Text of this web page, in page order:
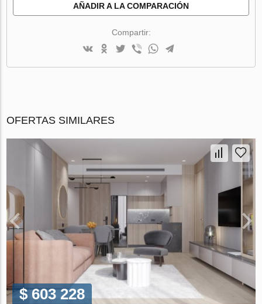
AÑADIR A LA COMPARACIÓN
Compartir:
OFERTAS SIMILARES
$ 603 228